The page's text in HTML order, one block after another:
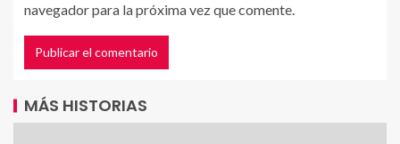
navegador para la próxima vez que comente.
MÁS HISTORIAS